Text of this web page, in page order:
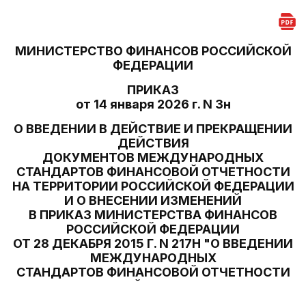
МИНИСТЕРСТВО ФИНАНСОВ РОССИЙСКОЙ
ФЕДЕРАЦИИ
ПРИКАЗ
от 14 января 2026 г. N 3н
О ВВЕДЕНИИ В ДЕЙСТВИЕ И ПРЕКРАЩЕНИИ
ДЕЙСТВИЯ
ДОКУМЕНТОВ МЕЖДУНАРОДНЫХ
СТАНДАРТОВ ФИНАНСОВОЙ ОТЧЕТНОСТИ
НА ТЕРРИТОРИИ РОССИЙСКОЙ ФЕДЕРАЦИИ
И О ВНЕСЕНИИ ИЗМЕНЕНИЙ
В ПРИКАЗ МИНИСТЕРСТВА ФИНАНСОВ
РОССИЙСКОЙ ФЕДЕРАЦИИ
ОТ 28 ДЕКАБРЯ 2015 Г. N 217Н "О ВВЕДЕНИИ
МЕЖДУНАРОДНЫХ
СТАНДАРТОВ ФИНАНСОВОЙ ОТЧЕТНОСТИ